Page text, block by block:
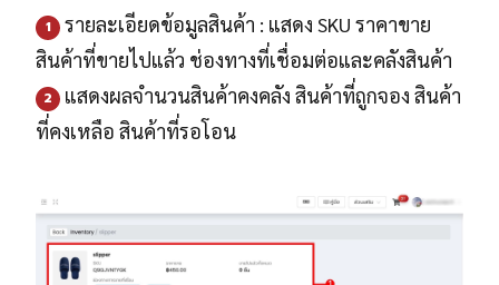
1
รายละเอียดข้อมูลสินค้า : แสดง SKU ราคาขาย
สินค้าที่ขายไปแล้ว ช่องทางที่เชื่อมต่อและคลังสินค้า
2
แสดงผลจำนวนสินค้าคงคลัง สินค้าที่ถูกจอง สินค้า
ที่คงเหลือ สินค้าที่รอโอน